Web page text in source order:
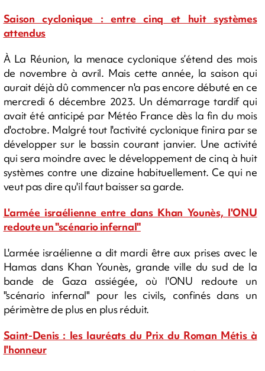
Saison cyclonique : entre cinq et huit systèmes
attendus
À La Réunion, la menace cyclonique s’étend des mois
de novembre à avril. Mais cette année, la saison qui
aurait déjà dû commencer n'a pas encore débuté en ce
mercredi 6 décembre 2023. Un démarrage tardif qui
avait été anticipé par Météo France dès la fin du mois
d'octobre. Malgré tout l'activité cyclonique finira par se
développer sur le bassin courant janvier. Une activité
qui sera moindre avec le développement de cinq à huit
systèmes contre une dizaine habituellement. Ce qui ne
veut pas dire qu'il faut baisser sa garde.
L'armée israélienne entre dans Khan Younès, l'ONU
redoute un "scénario infernal"
L'armée israélienne a dit mardi être aux prises avec le
Hamas dans Khan Younès, grande ville du sud de la
bande de Gaza assiégée, où l'ONU redoute un
"scénario infernal" pour les civils, confinés dans un
périmètre de plus en plus réduit.
Saint-Denis : les lauréats du Prix du Roman Métis à
l'honneur